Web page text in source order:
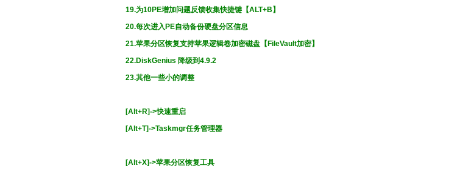
19.为10PE增加问题反馈收集快捷键【ALT+B】
20.每次进入PE自动备份硬盘分区信息
21.苹果分区恢复支持苹果逻辑卷加密磁盘【FileVault加密】
22.DiskGenius 降级到4.9.2
23.其他一些小的调整
[Alt+R]->快速重启
[Alt+T]->Taskmgr任务管理器
[Alt+X]->苹果分区恢复工具